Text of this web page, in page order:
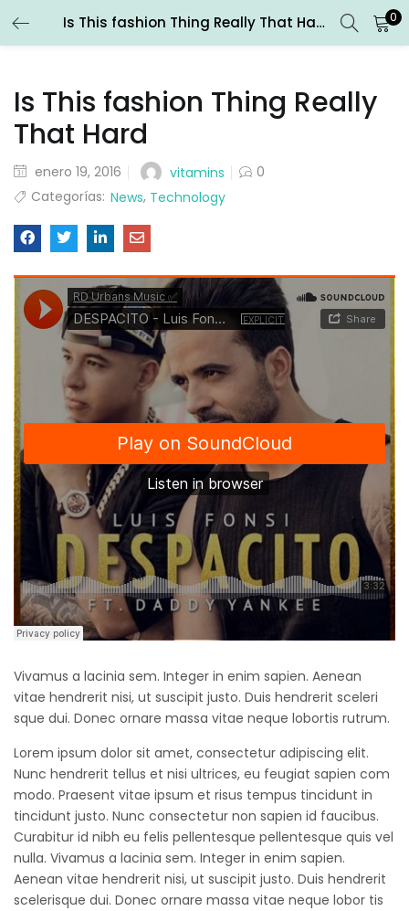
Is This fashion Thing Really That Hard 0
Is This fashion Thing Really
That Hard
enero 19, 2016 vitamins
0
Categorías: News, Technology
Vivamus a lacinia sem. Integer in enim sapien. Aenean
vitae hendrerit nisi, ut suscipit justo. Duis hendrerit sceleri
sque dui. Donec ornare massa vitae neque lobortis rutrum.
Lorem ipsum dolor sit amet, consectetur adipiscing elit.
Nunc hendrerit tellus et nisi ultrices, eu feugiat sapien com
modo. Praesent vitae ipsum et risus tempus tincidunt in
tincidunt justo. Nunc consectetur non sapien id faucibus.
Curabitur id nibh eu felis pellentesque pellentesque quis vel
nulla. Vivamus a lacinia sem. Integer in enim sapien.
Aenean vitae hendrerit nisi, ut suscipit justo. Duis hendrerit
scelerisque dui. Donec ornare massa vitae neque lobor tis
ENTRAR REGISTRARSE
Introduce tu nombre de usuario y contraseña para iniciar
sesión.
Recuérdame
Entrar
¿Contraseña perdida?